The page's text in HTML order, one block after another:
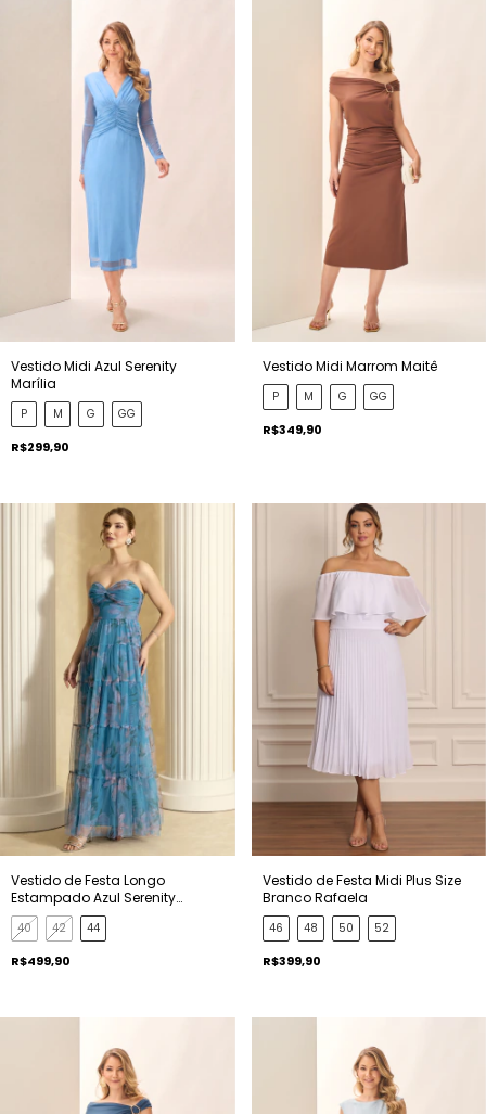
Vestido Midi Azul Serenity
Marília
P M G GG
R$299,90
Vestido Midi Marrom Maitê
P M G GG
R$349,90
Vestido de Festa Longo
Estampado Azul Serenity
Antonela
40 42 44
R$499,90
Vestido de Festa Midi Plus Size
Branco Rafaela
46 48 50 52
R$399,90